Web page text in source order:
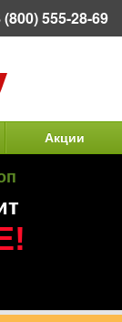
Акции
(800) 555-28-69